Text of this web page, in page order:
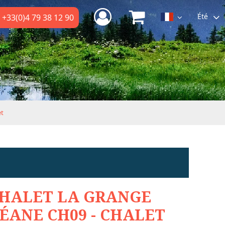
+33(0)4 79 38 12 90 Été
LA GRANGE
CH09 - CHALET